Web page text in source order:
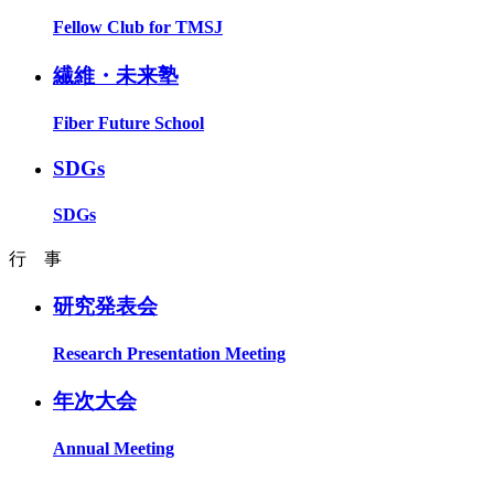
Fellow Club for TMSJ
繊維・未来塾
Fiber Future School
SDGs
SDGs
行 事
研究発表会
Research Presentation Meeting
年次大会
Annual Meeting